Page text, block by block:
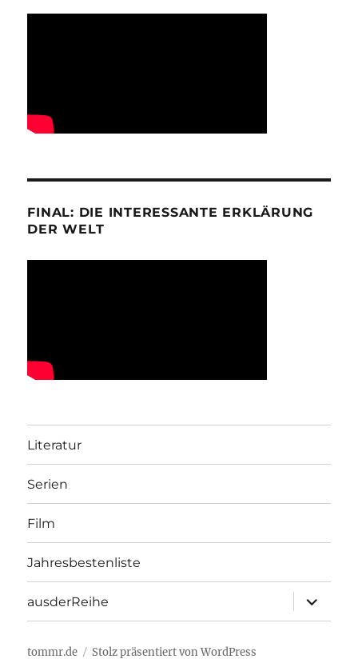
FINAL: DIE INTERESSANTE ERKLÄRUNG
DER WELT
Literatur
Serien
Film
Jahresbestenliste
ausderReihe
öffnen
tommr.de Stolz präsentiert von WordPress